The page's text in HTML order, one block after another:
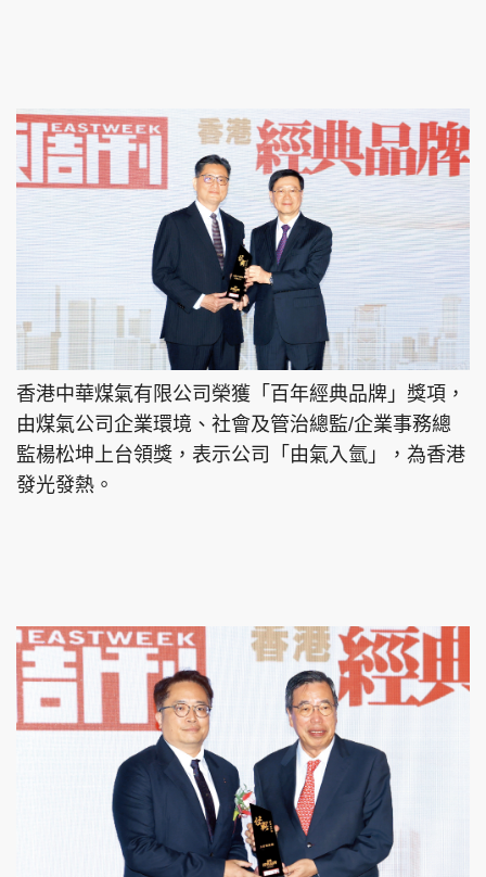
香港中華煤氣有限公司榮獲「百年經典品牌」獎項，
由煤氣公司企業環境、社會及管治總監/企業事務總
監楊松坤上台領獎，表示公司「由氣入氫」，為香港
發光發熱。